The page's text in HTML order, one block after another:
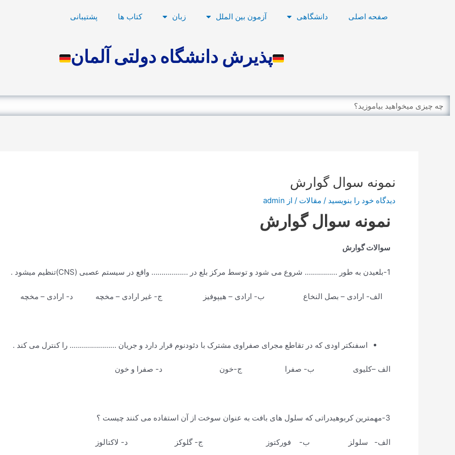
صفحه اصلی دانشگاهی آزمون بین الملل زبان کتاب ها پشتیبانی
پذیرش دانشگاه دولتی آلمان
Search
نمونه سوال گوارش
دیدگاه‌ خود را بنویسید / مقالات / از admin
نمونه سوال گوارش
سوالات گوارش
1-بلعیدن به طور ……………. شروع می شود و توسط مرکز بلع در ……………… واقع در سیستم عصبی (CNS)تنظیم میشود .
الف- ارادی – بصل النخاع ب- ارادی – هیپوفیز ج- غیر ارادی – مخچه د- ارادی –
اسفنکتر اودی که در تقاطع مجرای صفراوی مشترک با دئودنوم قرار دارد و جریان ………………….. را کنترل می کند .
الف –کلیوی ب- صفرا ج-خون د- صفرا و خون
3-مهمترین کربوهیدراتی که سلول های بافت به عنوان سوخت از آن استفاده می کنند چیست ؟
الف- سلولز ب- فورکتوز ج- گلوکز د- لاکتالوز